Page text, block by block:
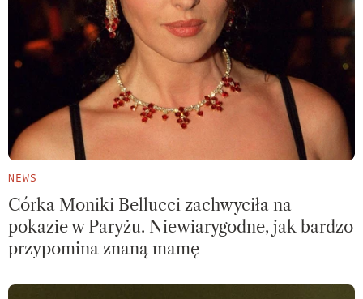
NEWS
Córka Moniki Bellucci zachwyciła na
pokazie w Paryżu. Niewiarygodne, jak bardzo
przypomina znaną mamę